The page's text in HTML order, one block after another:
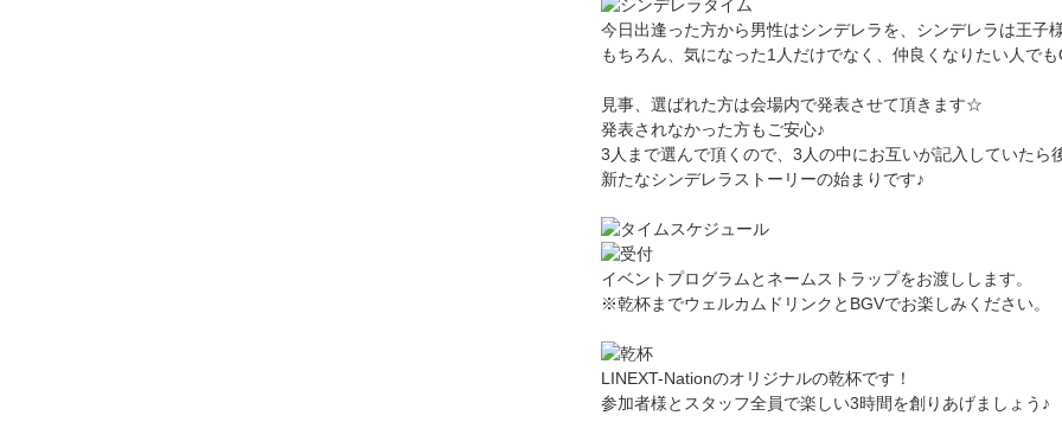
今日出逢った方から男性はシンデレラを、シンデレラは王子
もちろん、気になった1人だけでなく、仲良くなりたい人でも
見事、選ばれた方は会場内で発表させて頂きます☆
発表されなかった方もご安心♪
3人まで選んで頂くので、3人の中にお互いが記入していた
新たなシンデレラストーリーの始まりです♪
イベントプログラムとネームストラップをお渡しします。
※乾杯までウェルカムドリンクとBGVでお楽しみください。
LINEXT-Nationのオリジナルの乾杯です！
参加者様とスタッフ全員で楽しい3時間を創りあげましょう♪